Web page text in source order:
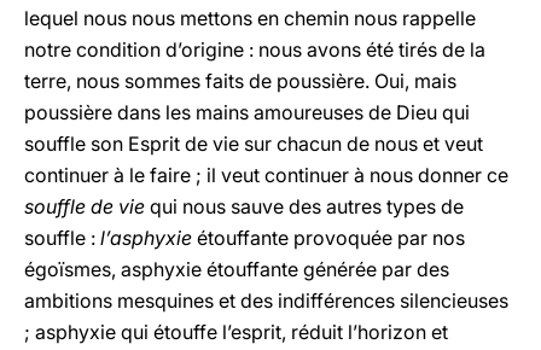
lequel nous nous mettons en chemin nous rappelle
notre condition d’origine : nous avons été tirés de la
terre, nous sommes faits de poussière. Oui, mais
poussière dans les mains amoureuses de Dieu qui
souffle son Esprit de vie sur chacun de nous et veut
continuer à le faire ; il veut continuer à nous donner ce
souffle de vie qui nous sauve des autres types de
souffle : l’asphyxie étouffante provoquée par nos
égoïsmes, asphyxie étouffante générée par des
ambitions mesquines et des indifférences silencieuses
; asphyxie qui étouffe l’esprit, réduit l’horizon et